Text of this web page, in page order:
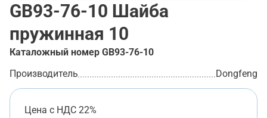
GB93-76-10 Шайба
пружинная 10
Каталожный номер GB93-76-10
Производитель
Dongfeng
Цена с НДС 22%